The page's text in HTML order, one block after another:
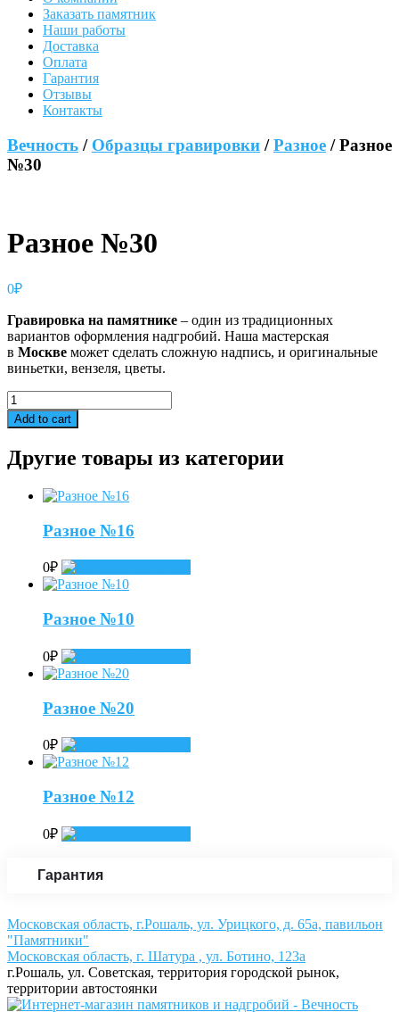
Заказать памятник
Наши работы
Доставка
Оплата
Гарантия
Отзывы
Контакты
Вечность / Образцы гравировки /Разное / Разное
№30
Разное №30
0₽
Гравировка на памятнике – один из традиционных
вариантов оформления надгробий. Наша мастерская
в Москве может сделать сложную надпись, и оригинальные
виньетки, вензеля, цветы.
Разное
№30
quantity
Add to cart
Другие товары из категории
Разное №16
0₽
Разное №10
0₽
Разное №20
0₽
Разное №12
0₽
Гарантия
Московская область, г.Рошаль, ул. Урицкого, д. 65а, павильон
"Памятники"
Московская область, г. Шатура , ул. Ботино, 123а
г.Рошаль, ул. Советская, территория городской рынок,
территории автостоянки